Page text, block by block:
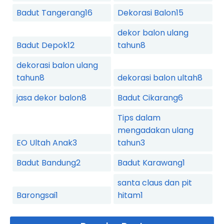
Badut Tangerang16 Dekorasi Balon15
Badut Depok12
dekor balon ulang
tahun8
dekorasi balon ulang
tahun8 dekorasi balon ultah8
jasa dekor balon8 Badut Cikarang6
EO Ultah Anak3
Tips dalam
mengadakan ulang
tahun3
Badut Bandung2 Badut Karawang1
Barongsai1
santa claus dan pit
hitam1